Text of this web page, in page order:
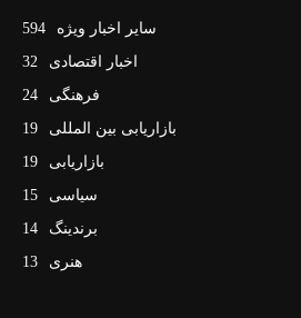
سایر اخبار ویژه
594
اخبار اقتصادی
32
فرهنگی
24
بازاریابی بین المللی
19
بازاریابی
19
سیاسی
15
برندینگ
14
هنری
13